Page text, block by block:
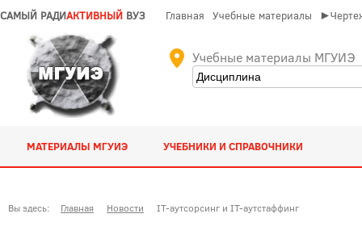
САМЫЙ РАДИАКТИВНЫЙ ВУЗ Главная Учебные материалы
Учебные материалы МГУИЭ
МАТЕРИАЛЫ МГУИЭ УЧЕБНИКИ И СПРАВОЧНИКИ
Вы здесь: Главная Новости IT-аутсорсинг и IT-аутстаффинг